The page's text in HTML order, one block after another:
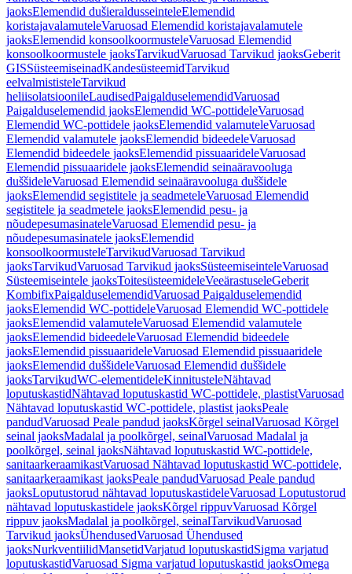
jaoksElemendid dušieraldusseinteleElemendid
koristajavalamuteleVaruosad Elemendid koristajavalamutele
jaoksElemendid konsoolkoormusteleVaruosad Elemendid
konsoolkoormustele jaoksTarvikudVaruosad Tarvikud jaoksGeberit
GISSüsteemiseinadKandesüsteemidTarvikud
eelvalmististeleTarvikud
heliisolatsioonileLaudisedPaigalduselemendidVaruosad
Paigalduselemendid jaoksElemendid WC-pottideleVaruosad
Elemendid WC-pottidele jaoksElemendid valamuteleVaruosad
Elemendid valamutele jaoksElemendid bideedeleVaruosad
Elemendid bideedele jaoksElemendid pissuaarideleVaruosad
Elemendid pissuaaridele jaoksElemendid seinaäravooluga
duššideleVaruosad Elemendid seinaäravooluga duššidele
jaoksElemendid segistitele ja seadmeteleVaruosad Elemendid
segistitele ja seadmetele jaoksElemendid pesu- ja
nõudepesumasinateleVaruosad Elemendid pesu- ja
nõudepesumasinatele jaoksElemendid
konsoolkoormusteleTarvikudVaruosad Tarvikud
jaoksTarvikudVaruosad Tarvikud jaoksSüsteemiseinteleVaruosad
Süsteemiseintele jaoksToitesüsteemideleVeeärastuseleGeberit
KombifixPaigalduselemendidVaruosad Paigalduselemendid
jaoksElemendid WC-pottideleVaruosad Elemendid WC-pottidele
jaoksElemendid valamuteleVaruosad Elemendid valamutele
jaoksElemendid bideedeleVaruosad Elemendid bideedele
jaoksElemendid pissuaarideleVaruosad Elemendid pissuaaridele
jaoksElemendid duššideleVaruosad Elemendid duššidele
jaoksTarvikudWC-elementideleKinnitusteleNähtavad
loputuskastidNähtavad loputuskastid WC-pottidele, plastistVaruosad
Nähtavad loputuskastid WC-pottidele, plastist jaoksPeale
pandudVaruosad Peale pandud jaoksKõrgel seinalVaruosad Kõrgel
seinal jaoksMadalal ja poolkõrgel, seinalVaruosad Madalal ja
poolkõrgel, seinal jaoksNähtavad loputuskastid WC-pottidele,
sanitaarkeraamikastVaruosad Nähtavad loputuskastid WC-pottidele,
sanitaarkeraamikast jaoksPeale pandudVaruosad Peale pandud
jaoksLoputustorud nähtavad loputuskastideleVaruosad Loputustorud
nähtavad loputuskastidele jaoksKõrgel rippuvVaruosad Kõrgel
rippuv jaoksMadalal ja poolkõrgel, seinalTarvikudVaruosad
Tarvikud jaoksÜhendusedVaruosad Ühendused
jaoksNurkventiilidMansetidVarjatud loputuskastidSigma varjatud
loputuskastidVaruosad Sigma varjatud loputuskastid jaoksOmega